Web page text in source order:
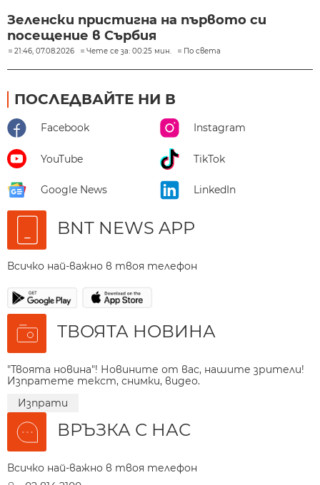
Зеленски пристигна на първото си
посещение в Сърбия
21:46, 07.08.2026 Чете се за: 00:25 мин. По света
ПОСЛЕДВАЙТЕ НИ В
Facebook Instagram
YouTube TikTok
Google News LinkedIn
BNT NEWS APP
Всичко най-важно в твоя телефон
ТВОЯТА НОВИНА
"Твоята новина"! Новините от вас, нашите зрители!
Изпратете текст, снимки, видео.
Изпрати
ВРЪЗКА С НАС
Всичко най-важно в твоя телефон